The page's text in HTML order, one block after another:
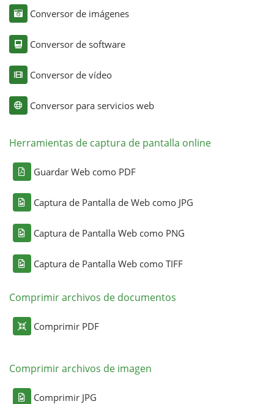
Conversor de imágenes
Conversor de software
Conversor de vídeo
Conversor para servicios web
Herramientas de captura de pantalla online
Guardar Web como PDF
Captura de Pantalla de Web como JPG
Captura de Pantalla Web como PNG
Captura de Pantalla Web como TIFF
Comprimir archivos de documentos
Comprimir PDF
Comprimir archivos de imagen
Comprimir JPG